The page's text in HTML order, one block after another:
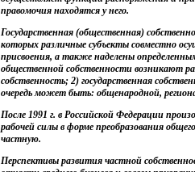
правомочия находятся у него.
Государственная (общественная)
которых различные субъекты совместно
присвоения, а также наделены
общественной собственности возникают
собственность; 2) государственная
очередь может быть: общенародной,
После 1991 г. в Российской Федерации
рабочей силы в форме преобразования
частную.
Перспективы развития частной